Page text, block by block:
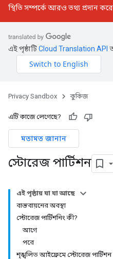
স্থিতি সম্পর্কে আরও তথ্য প্রদান
এই পৃষ্ঠাটিCloud Translation API
Privacy Sandbox কুকিজ
এটি কাজে লেগেছে?
মতামত জানান
স্টোরেজ পার্টিশন
এই পৃষ্ঠায় যা যা আছে
বাস্তবায়নের অবস্থা
স্টোরেজ পার্টিশনিং কী?
আগে
পরে
শৃঙ্খলিত আইফ্রেমে স্টোরেজ পার্টিশন